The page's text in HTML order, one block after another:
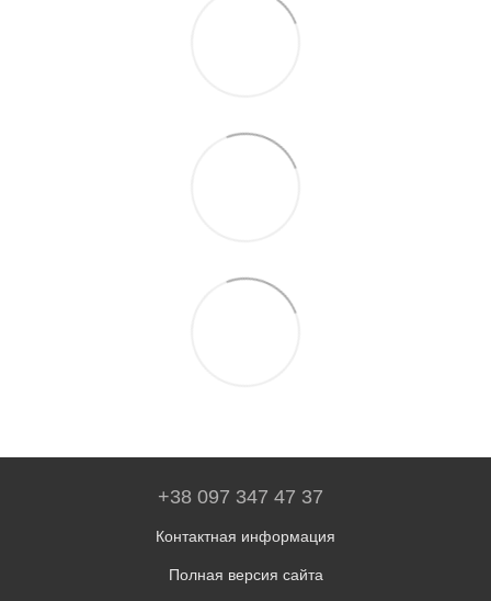
+38 097 347 47 37
Контактная информация
Полная версия сайта